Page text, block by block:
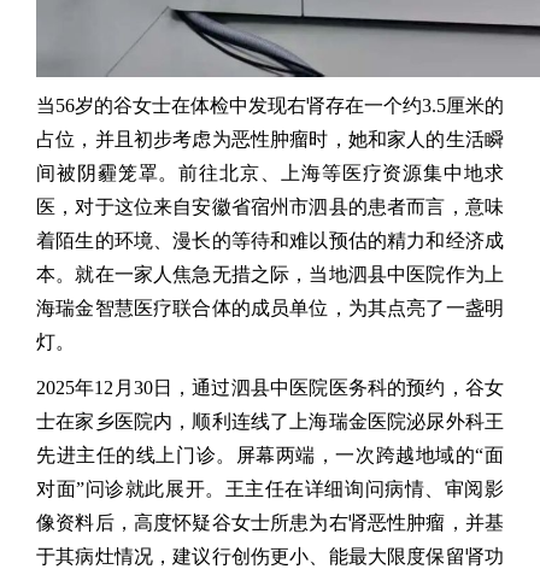
当56岁的谷女士在体检中发现右肾存在一个约3.5厘米的
占位，并且初步考虑为恶性肿瘤时，她和家人的生活瞬
间被阴霾笼罩。前往北京、上海等医疗资源集中地求
医，对于这位来自安徽省宿州市泗县的患者而言，意味
着陌生的环境、漫长的等待和难以预估的精力和经济成
本。就在一家人焦急无措之际，当地泗县中医院作为上
海瑞金智慧医疗联合体的成员单位，为其点亮了一盏明
灯。
2025年12月30日，通过泗县中医院医务科的预约，谷女
士在家乡医院内，顺利连线了上海瑞金医院泌尿外科王
先进主任的线上门诊。屏幕两端，一次跨越地域的“面
对面”问诊就此展开。王主任在详细询问病情、审阅影
像资料后，高度怀疑谷女士所患为右肾恶性肿瘤，并基
于其病灶情况，建议行创伤更小、能最大限度保留肾功